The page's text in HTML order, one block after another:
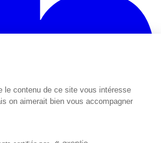
le contenu de ce site vous intéresse
on aimerait bien vous accompagner